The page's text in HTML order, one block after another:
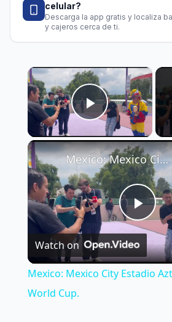
celular?
Descarga la app gratis y localiza
y cajeros cerca de ti.
×
Play
Mexico: Mexico City Estadio Azteca 2026 FIFA World Cup.
Watch on
Mexico: Mexico City Estadio
World Cup.